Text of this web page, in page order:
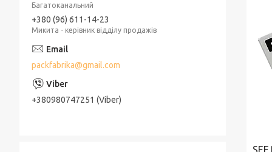
Багатоканальний
+380 (96) 611-14-23
Микита - керівник відділу продажів
packfabrika@gmail.com
+380980747251 (Viber)